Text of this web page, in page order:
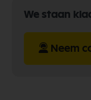
We staan
Neem